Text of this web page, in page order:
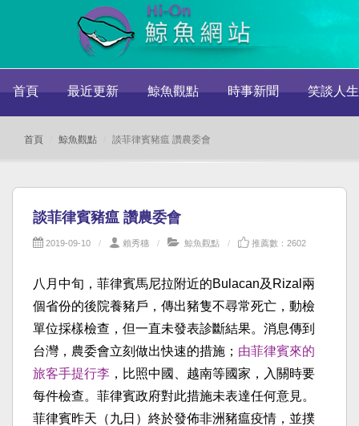
首頁 最近更新 鯨魚觀點 時事新聞 笑談人生
首頁 鯨魚觀點 談菲律賓豬瘟 讚農委會
談菲律賓豬瘟 讚農委會
2019-09-10 賴秀穗 鯨魚觀點 推薦數：2602
八月中旬，菲律賓馬尼拉附近的Bulacan及Rizal兩
個省份的後院養豬戶，傳出豬隻不尋常死亡，動檢
單位採樣檢查，但一直未發表診斷結果。消息傳到
台灣，農委會立刻做出快速的措施； 由菲律賓來的
旅客手提行李 ，比照中國、越南等國家，入關時要
每件檢查。菲律賓政府對此措施未表達任何意見。
菲律賓昨天（九日）終於發佈非洲豬瘟疫情，並撲